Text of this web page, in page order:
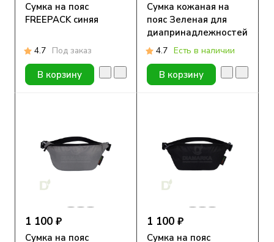
Сумка на пояс
FREEPACK синяя
4.7 Под заказ
В корзину
Сумка кожаная на
пояс Зеленая для
диапринадлежностей
4.7 Есть в наличии
В корзину
1 100 ₽
Сумка на пояс
1 100 ₽
Сумка на пояс